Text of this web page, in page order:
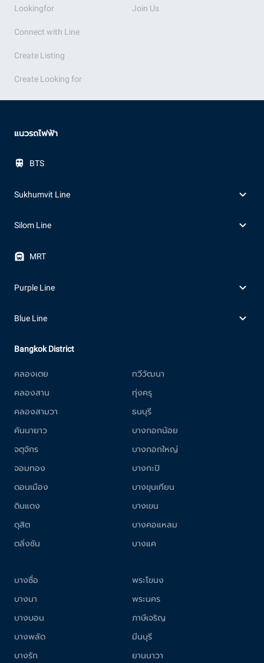
Lookingfor
Connect with Line
Create Listing
Create Looking for
Join Us
แนวรถไฟฟ้า
BTS
Sukhumvit Line
Silom Line
MRT
Purple Line
Blue Line
Bangkok District
คลองเตย
คลองสาน
คลองสามวา
คันนายาว
จตุจักร
จอมทอง
ดอนเมือง
ดินแดง
ดุสิต
ตลิ่งชัน
ทวีวัฒนา
ทุ่งครุ
ธนบุรี
บางกอกน้อย
บางกอกใหญ่
บางกะปิ
บางขุนเทียน
บางเขน
บางคอแหลม
บางแค
บางซื่อ
บางนา
บางบอน
บางพลัด
บางรัก
พระโขนง
พระนคร
ภาษีเจริญ
มีนบุรี
ยานนาวา